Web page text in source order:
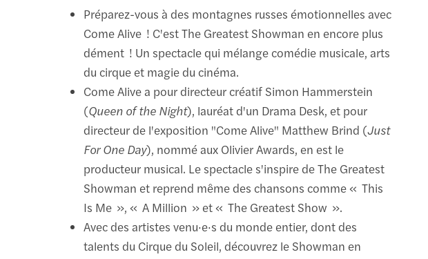
Préparez-vous à des montagnes russes émotionnelles avec
Come Alive ! C'est The Greatest Showman en encore plus
dément ! Un spectacle qui mélange comédie musicale, arts
du cirque et magie du cinéma.
Come Alive a pour directeur créatif Simon Hammerstein
(Queen of the Night), lauréat d'un Drama Desk, et pour
directeur de l'exposition "Come Alive" Matthew Brind (Just
For One Day), nommé aux Olivier Awards, en est le
producteur musical. Le spectacle s'inspire de The Greatest
Showman et reprend même des chansons comme « This
Is Me », « A Million » et « The Greatest Show ».
Avec des artistes venu·e·s du monde entier, dont des
talents du Cirque du Soleil, découvrez le Showman en